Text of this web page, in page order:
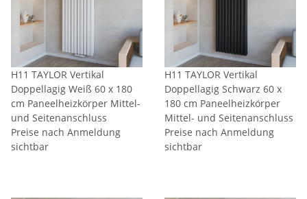
H11 TAYLOR Vertikal
Doppellagig Weiß 60 x 180
cm Paneelheizkörper Mittel-
und Seitenanschluss
Preise nach Anmeldung
sichtbar
H11 TAYLOR Vertikal
Doppellagig Schwarz 60 x
180 cm Paneelheizkörper
Mittel- und Seitenanschluss
Preise nach Anmeldung
sichtbar